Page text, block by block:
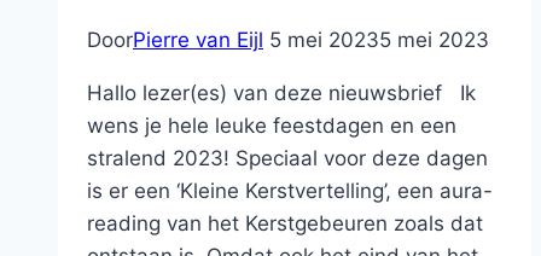
DoorPierre van Eijl 5 mei 20235 mei 2023
Hallo lezer(es) van deze nieuwsbrief Ik
wens je hele leuke feestdagen en een
stralend 2023! Speciaal voor deze dagen
is er een ‘Kleine Kerstvertelling’, een aura-
reading van het Kerstgebeuren zoals dat